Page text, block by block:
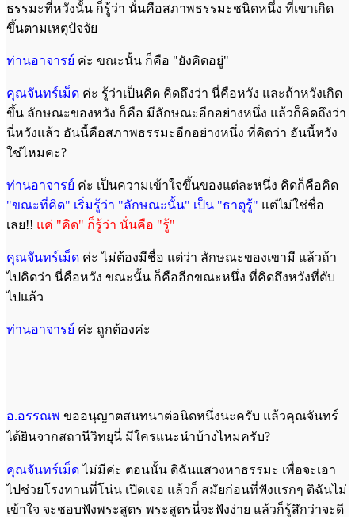
ธรรมะที่หวังนั้น ก็รู้ว่า นั่นคือสภาพธรรมะชนิดหนึ่ง ที่เขาเกิด
ขึ้นตามเหตุปัจจัย
ท่านอาจารย์ ค่ะ ขณะนั้น ก็คือ "ยังคิดอยู่"
คุณจันทร์เม็ด ค่ะ รู้ว่าเป็นคิด คิดถึงว่า นี่คือหวัง และถ้าหวังเกิด
ขึ้น ลักษณะของหวัง ก็คือ มีลักษณะอีกอย่างหนึ่ง แล้วก็คิดถึงว่า
นี่หวังแล้ว อันนี้คือสภาพธรรมะอีกอย่างหนึ่ง ที่คิดว่า อันนี้หวัง
ใช่ไหมคะ?
ท่านอาจารย์ ค่ะ เป็นความเข้าใจขึ้นของแต่ละหนึ่ง คิดก็คือคิด
"ขณะที่คิด" เริ่มรู้ว่า "ลักษณะนั้น" เป็น "ธาตุรู้" แต่ไม่ใช่ชื่อ
เลย!! แค่ "คิด" ก็รู้ว่า นั่นคือ "รู้"
คุณจันทร์เม็ด ค่ะ ไม่ต้องมีชื่อ แต่ว่า ลักษณะของเขามี แล้วถ้า
ไปคิดว่า นี่คือหวัง ขณะนั้น ก็คืออีกขณะหนึ่ง ที่คิดถึงหวังที่ดับ
ไปแล้ว
ท่านอาจารย์ ค่ะ ถูกต้องค่ะ
อ.อรรณพ ขออนุญาตสนทนาต่อนิดหนึ่งนะครับ แล้วคุณจันทร์
ได้ยินจากสถานีวิทยุนี่ มีใครแนะนำบ้างไหมครับ?
คุณจันทร์เม็ดไม่มีค่ะ ตอนนั้น ดิฉันแสวงหาธรรมะ เพื่อจะเอา
ไปช่วยโรงทานที่โน่น เปิดเจอ แล้วก็ สมัยก่อนที่ฟังแรกๆ ดิฉันไม่
เข้าใจ จะชอบฟังพระสูตร พระสูตรนี่จะฟังง่าย แล้วก็รู้สึกว่าจะดี